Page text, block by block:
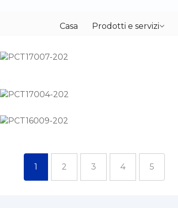
Casa Prodotti e servizi
1 2 3 4 5